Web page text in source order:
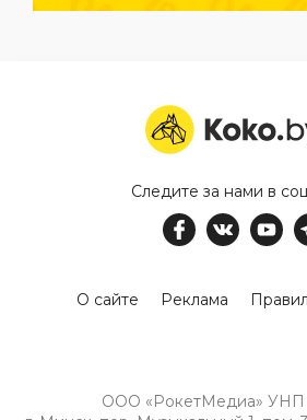
Следите за нами в
О сайте Реклама
ООО «РокетМедиа» УНП